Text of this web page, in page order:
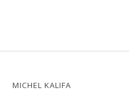
MICHEL KALIFA